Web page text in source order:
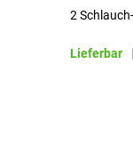
2
Lieferbar |